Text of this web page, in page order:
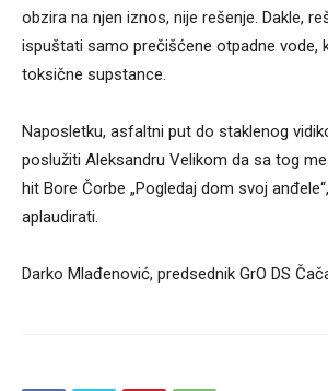
obzira na njen iznos, nije rešenje. Dakle,
ispuštati samo prečišćene otpadne vode,
toksične supstance.
Naposletku, asfaltni put do staklenog
poslužiti Aleksandru Velikom da sa tog
hit Bore Čorbe „Pogledaj dom svoj
aplaudirati.
Darko Mlađenović, predsednik GrO DS